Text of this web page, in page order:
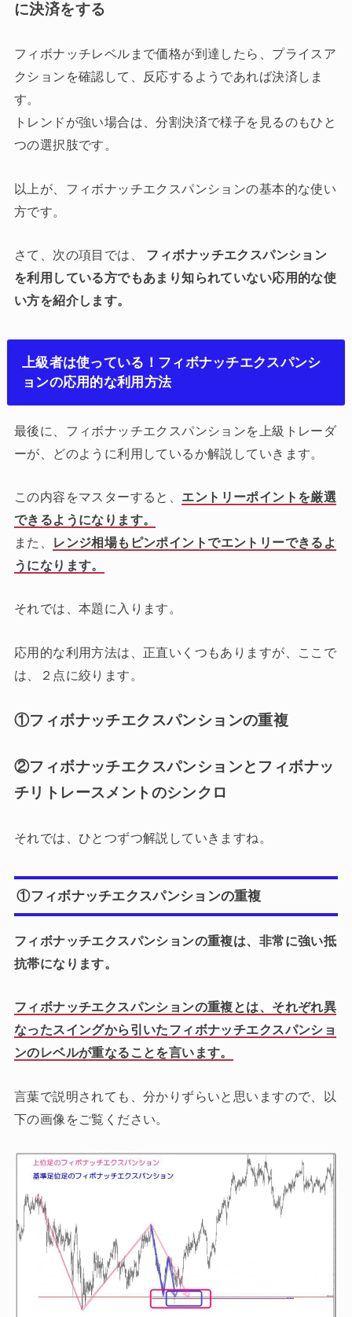
に決済をする
フィボナッチレベルまで価格が到達したら、プライスア
クションを確認して、反応するようであれば決済しま
す。
トレンドが強い場合は、分割決済で様子を見るのもひと
つの選択肢です。
以上が、フィボナッチエクスパンションの基本的な使い
方です。
さて、次の項目では、
フィボナッチエクスパンション
を利用している方でもあまり知られていない応用的な使
い方を紹介します。
上級者は使っている！フィボナッチエクスパンシ
ョンの応用的な利用方法
最後に、フィボナッチエクスパンションを上級トレーダ
ーが、どのように利用しているか解説していきます。
この内容をマスターすると、 エントリーポイントを厳選
できるようになります。
また、
レンジ相場もピンポイントでエントリーできるよ
うになります。
それでは、本題に入ります。
応用的な利用方法は、正直いくつもありますが、ここで
は、２点に絞ります。
①フィボナッチエクスパンションの重複
②フィボナッチエクスパンションとフィボナッ
チリトレースメントのシンクロ
それでは、ひとつずつ解説していきますね。
①フィボナッチエクスパンションの重複
フィボナッチエクスパンションの重複は、非常に強い抵
抗帯になります。
フィボナッチエクスパンションの重複とは、それぞれ異
なったスイングから引いたフィボナッチエクスパンショ
ンのレベルが重なることを言います。
言葉で説明されても、分かりずらいと思いますので、以
下の画像をご覧ください。